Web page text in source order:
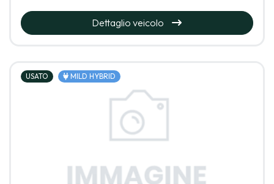
Dettaglio veicolo
USATO MILD HYBRID